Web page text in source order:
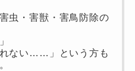
虫・害獣・害鳥防除の
れない……」という方も